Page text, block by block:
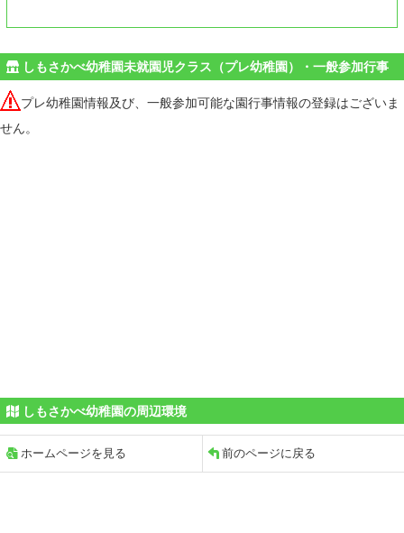
しもさかべ幼稚園未就園児クラス（プレ幼稚園）・一般参加行事
プレ幼稚園情報及び、一般参加可能な園行事情報の登録はございま
せん。
しもさかべ幼稚園の周辺環境
ホームページを見る 前のページに戻る